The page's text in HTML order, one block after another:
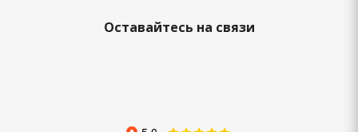
Оставайтесь на связи